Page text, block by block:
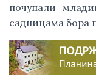
почупали
садницама бора